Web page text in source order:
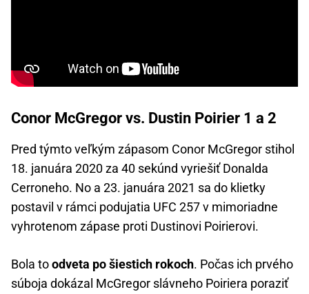
Conor McGregor vs. Dustin Poirier 1 a 2
Pred týmto veľkým zápasom Conor McGregor stihol
18. januára 2020 za 40 sekúnd vyriešiť Donalda
Cerroneho. No a 23. januára 2021 sa do klietky
postavil v rámci podujatia UFC 257 v mimoriadne
vyhrotenom zápase proti Dustinovi Poirierovi.
Bola toodveta po šiestich rokoch. Počas ich prvého
súboja dokázal McGregor slávneho Poiriera poraziť